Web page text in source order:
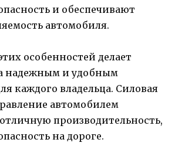
и обеспечивают
автомобиля.
особенностей делает
надежным и удобным
каждого владельца. Силовая
автомобилем
производительность,
на дороге.